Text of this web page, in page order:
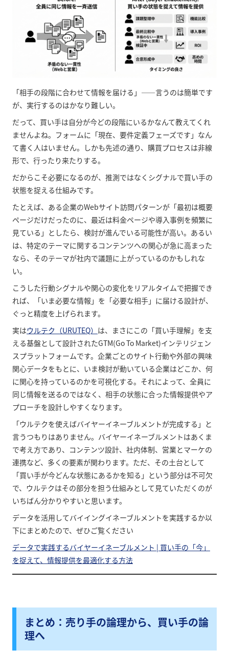
「相手の段階に合わせて情報を届ける」――言うのは簡単です
が、実行するのはかなり難しい。
だって、買い手は自分が今どの段階にいるかなんて教えてくれ
ませんよね。フォームに「現在、要件定義フェーズです」なん
て書く人はいません。しかも先述の通り、購買プロセスは非線
形で、行ったり来たりする。
だからこそ必要になるのが、推測ではなくシグナルで買い手の
状態を捉える仕組みです。
たとえば、ある企業のWebサイト訪問パターンが「最初は概要
ページだけだったのに、最近は料金ページや導入事例を頻繁に
見ている」としたら、検討が進んでいる可能性が高い。あるい
は、特定のテーマに関するコンテンツへの関心が急に高まった
なら、そのテーマが社内で議題に上がっているのかもしれな
い。
こうした行動シグナルや関心の変化をリアルタイムで把握でき
れば、「いま必要な情報」を「必要な相手」に届ける設計が、
ぐっと精度を上げられます。
実はウルテク（URUTEQ） は、まさにこの「買い手理解」を支
える基盤として設計されたGTM(Go To Market)インテリジェン
スプラットフォームです。企業ごとのサイト行動や外部の興味
関心データをもとに、いま検討が動いている企業はどこか、何
に関心を持っているのかを可視化する。それによって、全員に
同じ情報を送るのではなく、相手の状態に合った情報提供やア
プローチを設計しやすくなります。
「ウルテクを使えばバイヤーイネーブルメントが完成する」と
言うつもりはありません。バイヤーイネーブルメントはあくま
で考え方であり、コンテンツ設計、社内体制、営業とマーケの
連携など、多くの要素が関わります。ただ、その土台として
「買い手が今どんな状態にあるかを知る」という部分は不可欠
で、ウルテクはその部分を担う仕組みとして見ていただくのが
いちばん分かりやすいと思います。
データを活用してバイイングイネーブルメントを実践するか以
下にまとめたので、ぜひご覧ください
データで実践するバイヤーイネーブルメント | 買い手の「今」
を捉えて、情報提供を最適化する方法
まとめ：売り手の論理から、買い手の論
理へ